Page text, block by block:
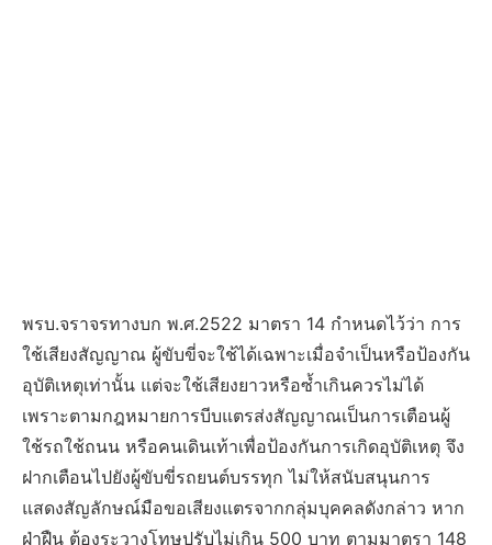
พรบ.จราจรทางบก พ.ศ.2522 มาตรา 14 กำหนดไว้ว่า การ
ใช้เสียงสัญญาณ ผู้ขับขี่จะใช้ได้เฉพาะเมื่อจำเป็นหรือป้องกัน
อุบัติเหตุเท่านั้น แต่จะใช้เสียงยาวหรือซ้ำเกินควรไม่ได้
เพราะตามกฎหมายการบีบแตรส่งสัญญาณเป็นการเตือนผู้
ใช้รถใช้ถนน หรือคนเดินเท้าเพื่อป้องกันการเกิดอุบัติเหตุ จึง
ฝากเตือนไปยังผู้ขับขี่รถยนต์บรรทุก ไม่ให้สนับสนุนการ
แสดงสัญลักษณ์มือขอเสียงแตรจากกลุ่มบุคคลดังกล่าว หาก
ฝ่าฝืน ต้องระวางโทษปรับไม่เกิน 500 บาท ตามมาตรา 148